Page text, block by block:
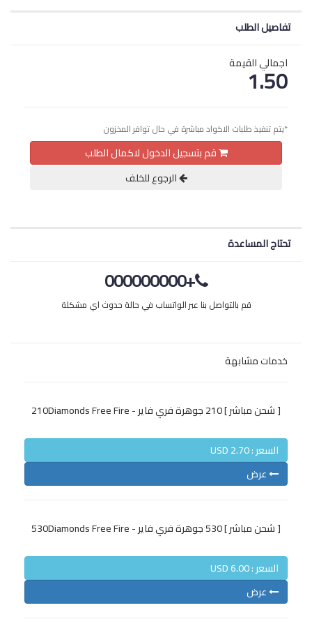
تفاصيل الطلب
اجمالي القيمة
1.50
*يتم تنفيذ طلبات الاكواد مباشرة في حال توافر المخزون
قم بتسجيل الدخول لاكمال الطلب
الرجوع للخلف
تحتاج المساعدة
+000000000
قم بالتواصل بنا عبر الواتساب في حالة حدوث اي مشكلة
خدمات مشابهة
[ شحن مباشر ] 210 جوهرة فري فاير - 210Diamonds Free Fire
السعر : 2.70 USD
عرض
[ شحن مباشر ] 530 جوهرة فري فاير - 530Diamonds Free Fire
السعر : 6.00 USD
عرض